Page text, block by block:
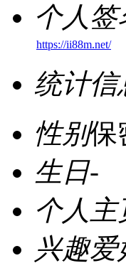
个人签
https://ii88m.net/
统计信
性别保
生日-
个人主
兴趣爱